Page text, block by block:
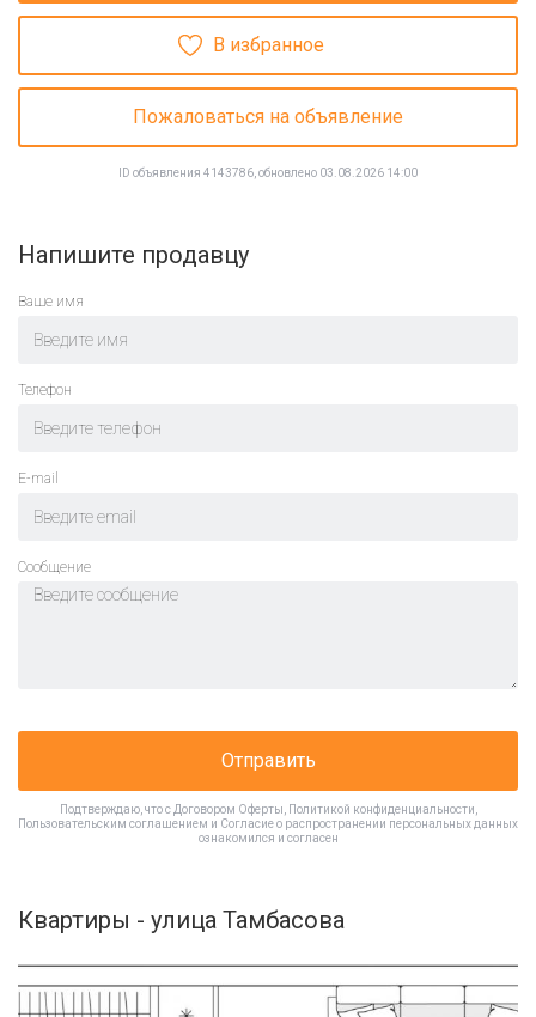
В избранное
Пожаловаться на объявление
ID объявления 4143786, обновлено 03.08.2026 14:00
Напишите продавцу
Ваше имя
Телефон
E-mail
Cообщение
Отправить
Подтверждаю, что с Договором Оферты Политикой конфиденциальности
Пользовательским соглашением и Согласие о распространении персональных данных
ознакомился и согласен
Квартиры - улица Тамбасова